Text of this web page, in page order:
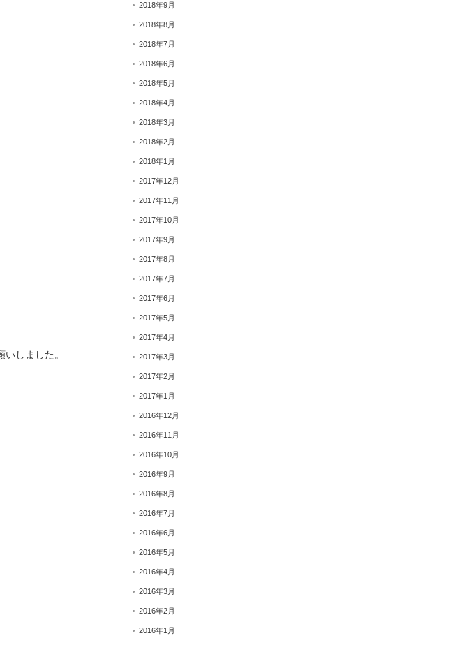
いしま した。
2018年9月
2018年8月
2018年7月
2018年6月
2018年5月
2018年4月
2018年3月
2018年2月
2018年1月
2017年12月
2017年11月
2017年10月
2017年9月
2017年8月
2017年7月
2017年6月
2017年5月
2017年4月
2017年3月
2017年2月
2017年1月
2016年12月
2016年11月
2016年10月
2016年9月
2016年8月
2016年7月
2016年6月
2016年5月
2016年4月
2016年3月
2016年2月
2016年1月